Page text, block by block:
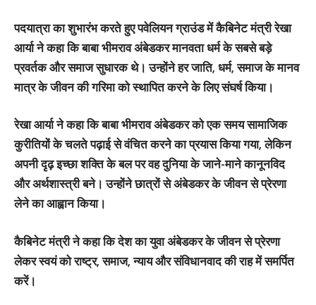
पदयात्रा का शुभारंभ करते हुए पवेलियन ग्राउंड में कैबिनेट मंत्री रेखा
आर्या ने कहा कि बाबा भीमराव अंबेडकर मानवता धर्म के सबसे बड़े
प्रवर्तक और समाज सुधारक थे। उन्होंने हर जाति, धर्म, समाज के मानव
मात्र के जीवन की गरिमा को स्थापित करने के लिए संघर्ष किया।
रेखा आर्या ने कहा कि बाबा भीमराव अंबेडकर को एक समय सामाजिक
कुरीतियों के चलते पढ़ाई से वंचित करने का प्रयास किया गया, लेकिन
अपनी दृढ़ इच्छा शक्ति के बल पर वह दुनिया के जाने-माने कानूनविद
और अर्थशास्त्री बने। उन्होंने छात्रों से अंबेडकर के जीवन से प्रेरणा
लेने का आह्वान किया।
कैबिनेट मंत्री ने कहा कि देश का युवा अंबेडकर के जीवन से प्रेरणा
लेकर स्वयं को राष्ट्र, समाज, न्याय और संविधानवाद की राह में समर्पित
करें।